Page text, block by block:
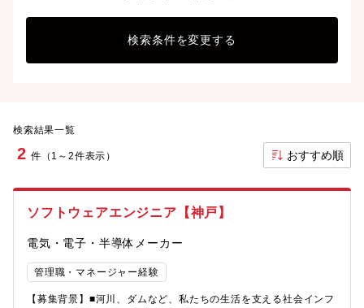
検索条件を変更する
検索結果一覧
2 件（1～2件表示） おすすめ順
ソフトウェアエンジニア【神戸】
電気・電子・半導体メーカー
管理職・マネージャー経験
【募集背景】■河川、ダムなど、私たちの生活を支える社会インフ